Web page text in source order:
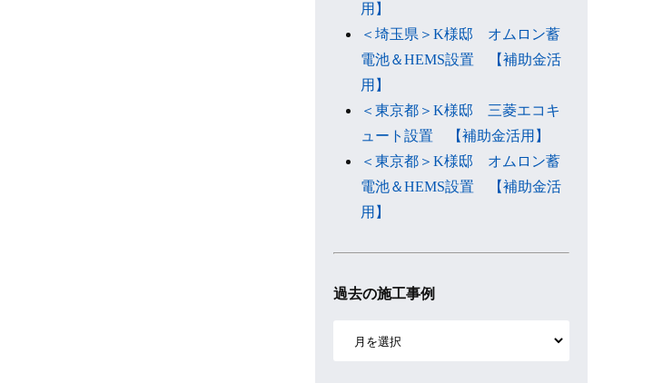
用】
＜埼玉県＞K様邸 オムロン蓄
電池＆HEMS設置 【補助金活
用】
＜東京都＞K様邸 三菱エコキ
ュート設置 【補助金活用】
＜東京都＞K様邸 オムロン蓄
電池＆HEMS設置 【補助金活
用】
過去の施工事例